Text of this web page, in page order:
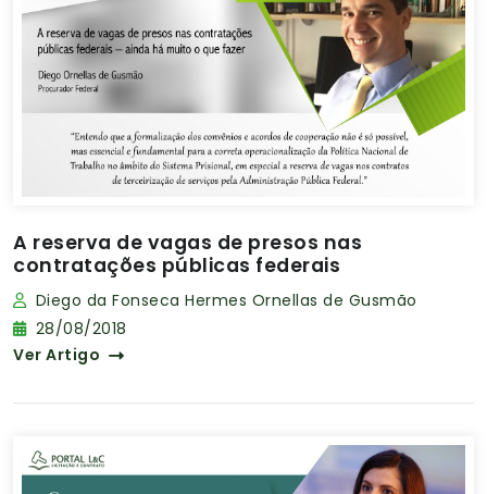
A reserva de vagas de presos nas
contratações públicas federais
Diego da Fonseca Hermes Ornellas de Gusmão
28/08/2018
Ver Artigo